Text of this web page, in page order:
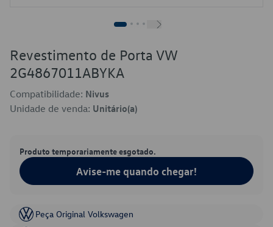
Revestimento de Porta VW
2G4867011ABYKA
Compatibilidade: Nivus
Unidade de venda: Unitário(a)
Produto temporariamente esgotado.
Avise-me quando chegar!
Peça Original Volkswagen